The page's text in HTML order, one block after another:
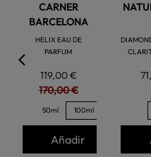
CARNER
BARCELONA
HELIX EAU DE
PARFUM
119,00 €
170,00 €
50ml 100ml
Añadir